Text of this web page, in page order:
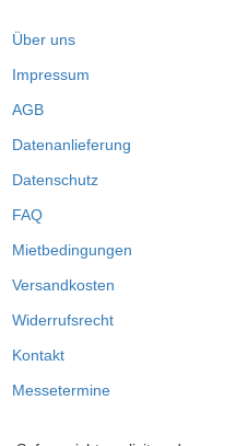
Über uns
Impressum
AGB
Datenanlieferung
Datenschutz
FAQ
Mietbedingungen
Versandkosten
Widerrufsrecht
Kontakt
Messetermine